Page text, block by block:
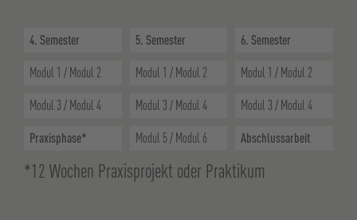
4. Semester 5. Semester
6. Semester
Modul 1 / Modul 2
Modul 1 / Modul 2
Modul 1 / Modul 2
Modul 3 / Modul 4
Modul 3 / Modul 4
Modul 3 / Modul 4
Praxisphase*
Modul 5 / Modul 6 Abschlussarbeit
*12 Wochen Praxisprojekt oder Praktikum